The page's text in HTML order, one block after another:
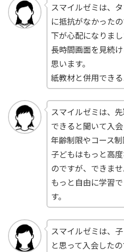
スマイルゼミは、
に抵抗がなかった
下が心配になりまし
長時間画面を見続
思います。
紙教材と併用できる
スマイルゼミは、
できると聞いて入
年齢制限やコース制
子どもはもっと高
のですが、できませ
もっと自由に学習
す。
スマイルゼミは、
と思って入会した